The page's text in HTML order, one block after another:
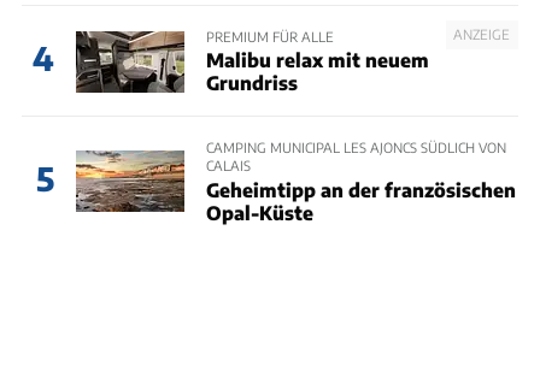
4
ANZEIGE
PREMIUM FÜR ALLE
Malibu relax mit neuem
Grundriss
5
CAMPING MUNICIPAL LES AJONCS SÜDLICH VON
CALAIS
Geheimtipp an der französischen
Opal-Küste